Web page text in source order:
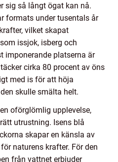
sig så långt ögat kan nå.
formats under tusentals år
vilket skapat
issjok, isberg och
imponerande platserna är
cirka 80 procent av öns
med is för att höja
skulle smälta helt.
oförglömlig upplevelse,
utrustning. Isens blå
skapar en känsla av
naturens krafter. För den
från vattnet erbjuder